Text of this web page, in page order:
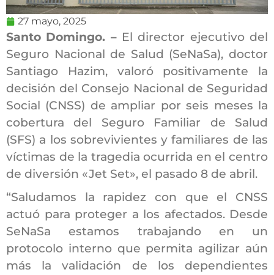
27 mayo, 2025
Santo Domingo. –El director ejecutivo del
Seguro Nacional de Salud (SeNaSa), doctor
Santiago Hazim, valoró positivamente la
decisión del Consejo Nacional de Seguridad
Social (CNSS) de ampliar por seis meses la
cobertura del Seguro Familiar de Salud
(SFS) a los sobrevivientes y familiares de las
víctimas de la tragedia ocurrida en el centro
de diversión «Jet Set», el pasado 8 de abril.
“Saludamos la rapidez con que el CNSS
actuó para proteger a los afectados. Desde
SeNaSa estamos trabajando en un
protocolo interno que permita agilizar aún
más la validación de los dependientes